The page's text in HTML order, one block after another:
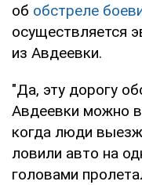
об обстреле
осуществляется
из Авдеевки.
"Да, эту дорогу
Авдеевки можно
когда люди
ловили авто на
головами